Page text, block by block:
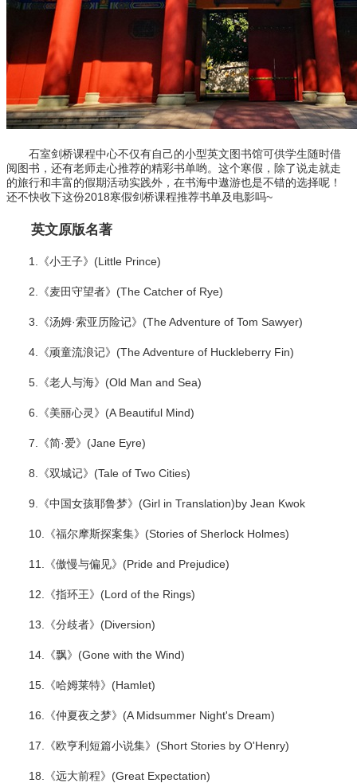
石室剑桥课程中心不仅有自己的小型英文图书馆可供学生随时借
阅图书，还有老师走心推荐的精彩书单哟。这个寒假，除了说走就走
的旅行和丰富的假期活动实践外，在书海中遨游也是不错的选择呢！
还不快收下这份2018寒假剑桥课程推荐书单及电影吗~
英文原版名著
1.《小王子》(Little Prince)
2.《麦田守望者》(The Catcher of Rye)
3.《汤姆·索亚历险记》(The Adventure of Tom Sawyer)
4.《顽童流浪记》(The Adventure of Huckleberry Fin)
5.《老人与海》(Old Man and Sea)
6.《美丽心灵》(A Beautiful Mind)
7.《简·爱》(Jane Eyre)
8.《双城记》(Tale of Two Cities)
9.《中国女孩耶鲁梦》(Girl in Translation)by Jean Kwok
10.《福尔摩斯探案集》(Stories of Sherlock Holmes)
11.《傲慢与偏见》(Pride and Prejudice)
12.《指环王》(Lord of the Rings)
13.《分歧者》(Diversion)
14.《飘》(Gone with the Wind)
15.《哈姆莱特》(Hamlet)
16.《仲夏夜之梦》(A Midsummer Night's Dream)
17.《欧亨利短篇小说集》(Short Stories by O'Henry)
18.《远大前程》(Great Expectation)